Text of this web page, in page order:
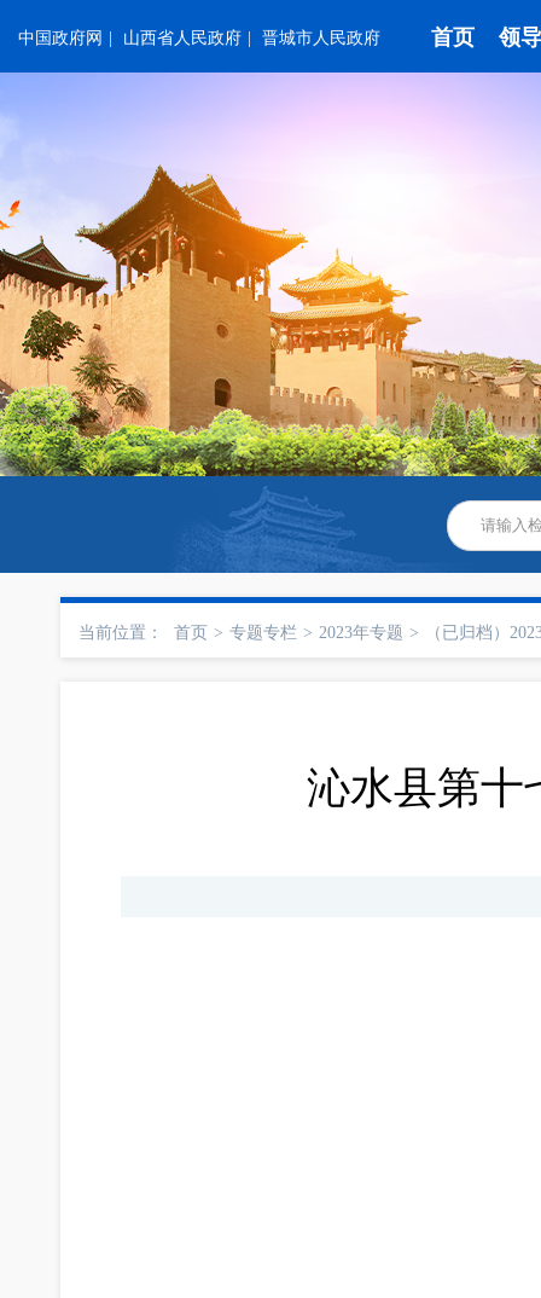
中国政府网 山西省人民政府 晋城市人民政府 首页 领
当前位置： 首页 > 专题专栏 > 2023年专题 > （已归档）
沁水县第十